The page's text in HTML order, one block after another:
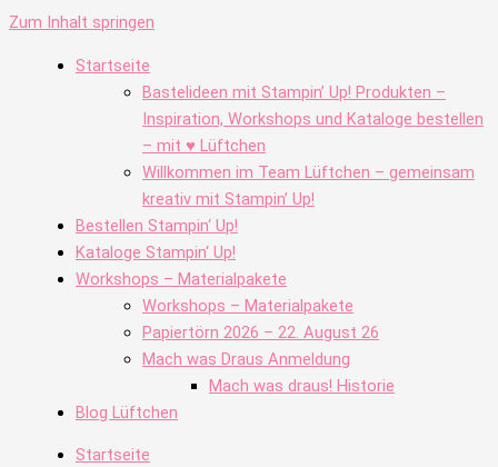
Zum Inhalt springen
Startseite
Bastelideen mit Stampin’ Up! Produkten –
Inspiration, Workshops und Kataloge bestellen
– mit ♥ Lüftchen
Willkommen im Team Lüftchen – gemeinsam
kreativ mit Stampin’ Up!
Bestellen Stampin‘ Up!
Kataloge Stampin‘ Up!
Workshops – Materialpakete
Workshops – Materialpakete
Papiertörn 2026 – 22. August 26
Mach was Draus Anmeldung
Mach was draus! Historie
Blog Lüftchen
Startseite